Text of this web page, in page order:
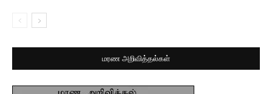
மரண அறிவித்தல்கள்